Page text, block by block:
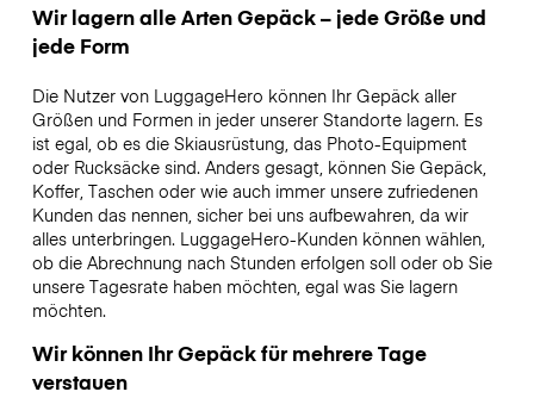
Wir lagern alle Arten Gepäck – jede Größe und
jede Form
Die Nutzer von LuggageHero können Ihr Gepäck aller
Größen und Formen in jeder unserer Standorte lagern. Es
ist egal, ob es die Skiausrüstung, das Photo-Equipment
oder Rucksäcke sind. Anders gesagt, können Sie Gepäck,
Koffer, Taschen oder wie auch immer unsere zufriedenen
Kunden das nennen, sicher bei uns aufbewahren, da wir
alles unterbringen. LuggageHero-Kunden können wählen,
ob die Abrechnung nach Stunden erfolgen soll oder ob Sie
unsere Tagesrate haben möchten, egal was Sie lagern
möchten.
Wir können Ihr Gepäck für mehrere Tage
verstauen